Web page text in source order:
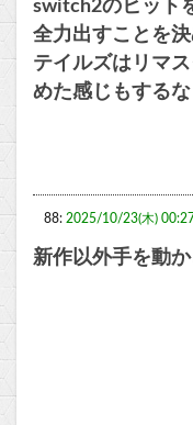
switch2のヒット
全力出すことを
テイルズはリマ
めた感じもする
88: 2025/10/23(木)
新作以外手を動